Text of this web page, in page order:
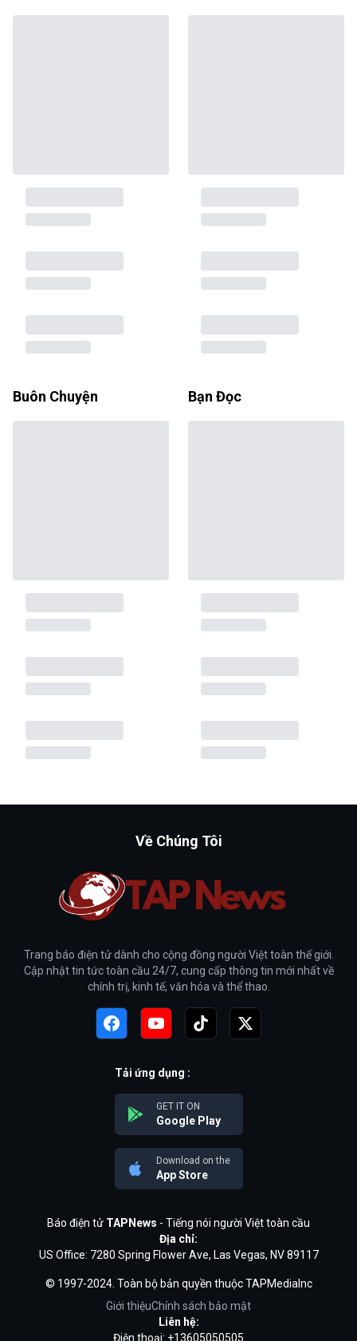
Buôn Chuyện Bạn Đọc
Về Chúng Tôi
Trang báo điện tử dành cho cộng đồng người Việt toàn thế giới.
Cập nhật tin tức toàn cầu 24/7, cung cấp thông tin mới nhất về
chính trị, kinh tế, văn hóa và thể thao.
Tải ứng dụng :
GET IT ON
Google Play
Download on the
App Store
Báo điện tử TAPNews - Tiếng nói người Việt toàn cầu
Địa chỉ:
US Office: 7280 Spring Flower Ave, Las Vegas, NV 89117
© 1997-2024. Toàn bộ bản quyền thuộc TAPMediaInc
Giới thiệuChính sách bảo mật
Liên hệ:
Điện thoại: +13605050505